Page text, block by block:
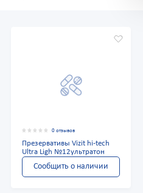
0 отзывов
Презервативы Vizit hi-tech
Ultra Ligh №12ультратон
Сообщить о наличии